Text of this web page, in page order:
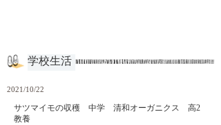
学校生活
2021/10/22
サツマイモの収穫 中学 清和オーガニクス 高2
教養